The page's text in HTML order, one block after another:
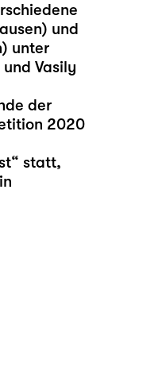
und
unter
Vasily
der
2020
statt,